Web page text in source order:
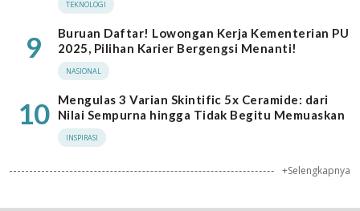
TEKNOLOGI
9
Buruan Daftar! Lowongan Kerja Kementerian PU
2025, Pilihan Karier Bergengsi Menanti!
NASIONAL
10
Mengulas 3 Varian Skintific 5x Ceramide: dari
Nilai Sempurna hingga Tidak Begitu Memuaskan
INSPIRASI
+Selengkapnya